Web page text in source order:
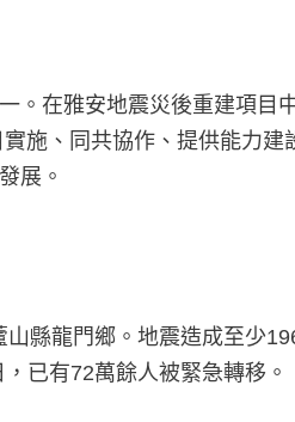
。在雅安地震災後重建項目
施、同共協作、提供能力
展。
縣龍門鄉。地震造成至少
已有72萬餘人被緊急轉移。